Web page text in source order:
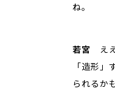
ね。
若宮
え
「造形
られるか